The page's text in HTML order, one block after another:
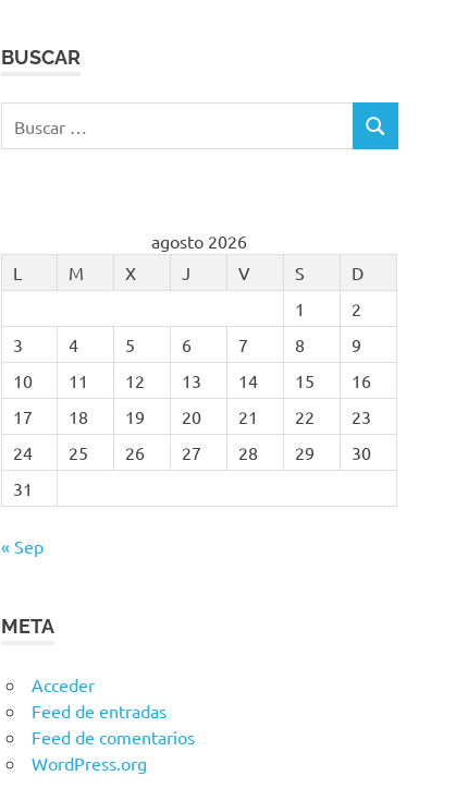
BUSCAR
BUSCAR
agosto 2026
L
M X J V S
D
1
2
3
4 5 6 7 8
9
10
11 12 13 14 15
16
17
18 19 20 21 22
23
24
25 26 27 28 29
30
31
« Sep
META
Acceder
Feed de entradas
Feed de comentarios
WordPress.org